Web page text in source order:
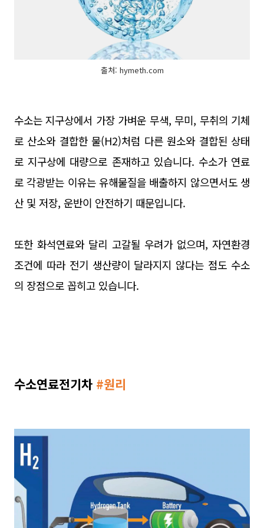
출처: hymeth.com
수소는 지구상에서 가장 가벼운 무색, 무미, 무취의 기체
로 산소와 결합한 물(H2)처럼 다른 원소와 결합된 상태
로 지구상에 대량으로 존재하고 있습니다. 수소가 연료
로 각광받는 이유는 유해물질을 배출하지 않으면서도 생
산 및 저장, 운반이 안전하기 때문입니다.
또한 화석연료와 달리 고갈될 우려가 없으며, 자연환경
조건에 따라 전기 생산량이 달라지지 않다는 점도 수소
의 장점으로 꼽히고 있습니다.
수소연료전기차 #원리